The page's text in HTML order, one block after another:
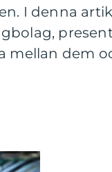
I denna
mellan dem